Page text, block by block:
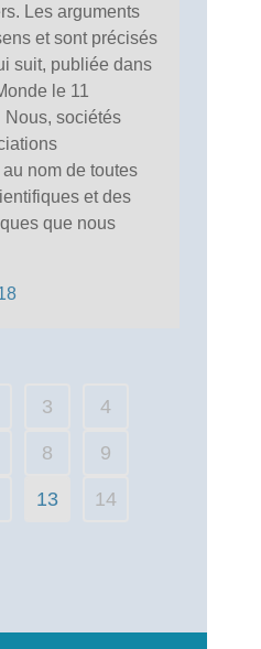
Les arguments
et sont précisés
suit, publiée dans
le 11
sociétés
nom de toutes
et des
que nous
3 4
8 9
13 14